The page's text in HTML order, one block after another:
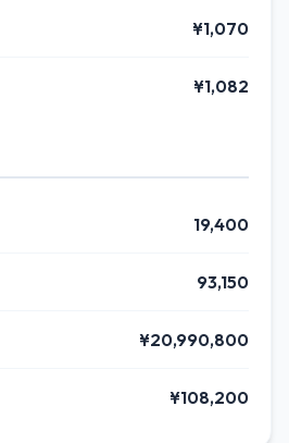
¥1,070
¥1,082
19,400
93,150
¥20,990,800
¥108,200